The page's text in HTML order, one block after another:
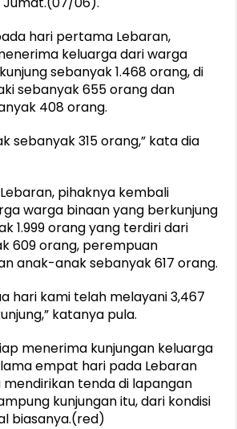
hari pertama Lebaran,
keluarga dari warga
sebanyak 1.468 orang, di
sebanyak 655 orang dan
408 orang.
sebanyak 315 orang,” kata dia
pihaknya kembali
warga binaan yang berkunjung
1.999 orang yang terdiri dari
609 orang, perempuan
anak-anak sebanyak 617 orang.
hari kami telah melayani 3,467
katanya pula.
menerima kunjungan keluarga
empat hari pada Lebaran
mendirikan tenda di lapangan
kunjungan itu, dari kondisi
biasanya.(red)